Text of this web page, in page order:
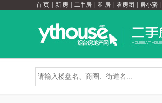
首 页 新 房 二手房 租 房 看房团 房小蜜